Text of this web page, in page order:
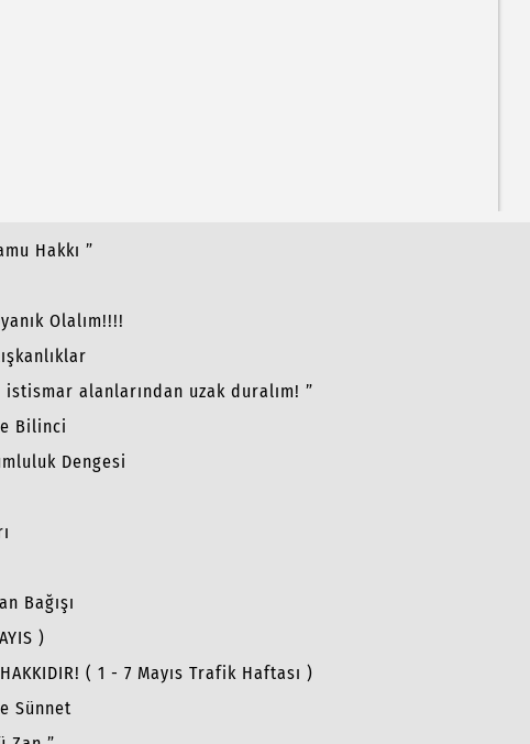
Hakkı ”
Olalım!!!!
alanlarından uzak duralım! ”
Bilinci
Dengesi
Bağışı
)
HAKKIDIR! ( 1 - 7 Mayıs Trafik Haftası )
Sünnet